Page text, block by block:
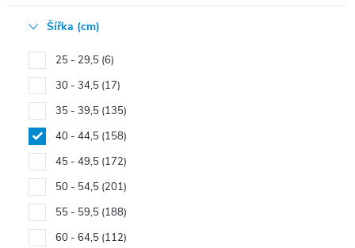
Šířka (cm)
25 - 29,5 6
30 - 34,5 17
35 - 39,5 135
40 - 44,5 158
45 - 49,5 172
50 - 54,5 201
55 - 59,5 188
60 - 64,5 112